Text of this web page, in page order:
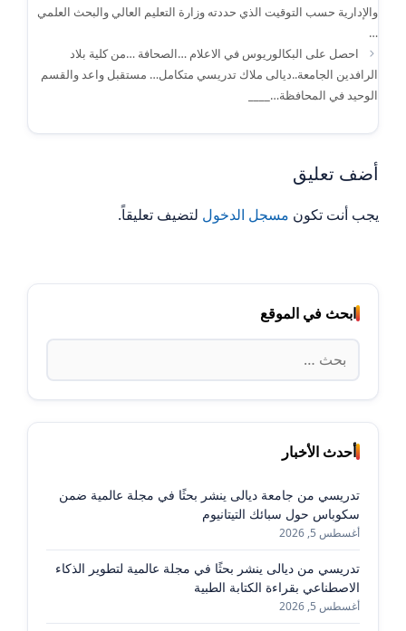
والإدارية حسب التوقيت الذي حددته وزارة التعليم العالي والبحث العلمي
…
احصل على البكالوريوس في الاعلام …الصحافة …من كلية بلاد
الرافدين الجامعة..ديالى ملاك تدريسي متكامل… مستقبل واعد والقسم
الوحيد في المحافظة…____
أضف تعليق
يجب أنت تكون مسجل الدخول لتضيف تعليقاً.
ابحث في الموقع
البحث
عن:
أحدث الأخبار
تدريسي من جامعة ديالى ينشر بحثًا في مجلة عالمية ضمن
سكوباس حول سبائك التيتانيوم
أغسطس 5, 2026
تدريسي من ديالى ينشر بحثًا في مجلة عالمية لتطوير الذكاء
الاصطناعي بقراءة الكتابة الطبية
أغسطس 5, 2026